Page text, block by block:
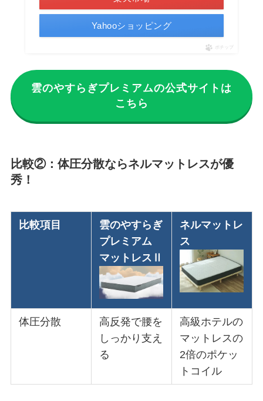
Yahooショッピング
ポチップ
雲のやすらぎプレミアムの公式サイトは
こちら
比較②：体圧分散ならネルマットレスが優
秀！
比較項目
雲のやすらぎ
プレミアム
マットレスⅡ
ネルマットレ
ス
体圧分散
高反発で腰を
しっかり支え
る
高級ホテルの
マットレスの
2倍のポケッ
トコイル